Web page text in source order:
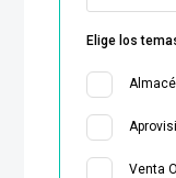
Elige los
Venta